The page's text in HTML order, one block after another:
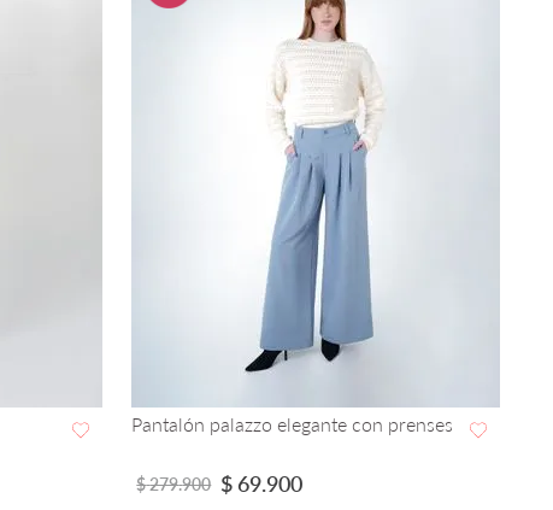
VISTA RAPIDA
Pantalón palazzo elegante con prenses
$279.900 $ 69.900